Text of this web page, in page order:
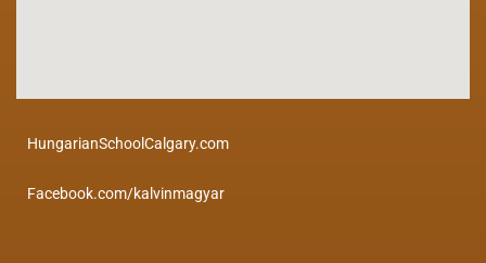
HungarianSchoolCalgary.com
Facebook.com/kalvinmagyar